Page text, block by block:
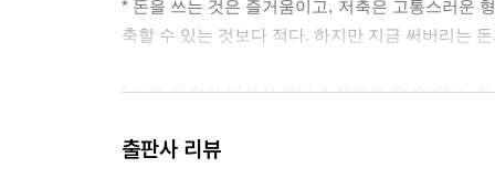
* 돈을 쓰는 것은 즐거움이고, 저축은 고통스러운
축할 수 있는 것보다 적다. 하지만 지금 써버리는
* 모든 사람이 이성적 판단과 행동을 할 수 없다.
출판사 리뷰